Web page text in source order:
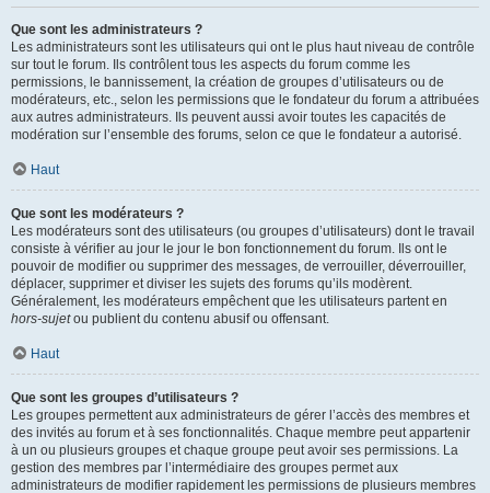
Que sont les administrateurs ?
Les administrateurs sont les utilisateurs qui ont le plus haut niveau de contrôle
sur tout le forum. Ils contrôlent tous les aspects du forum comme les
permissions, le bannissement, la création de groupes d’utilisateurs ou de
modérateurs, etc., selon les permissions que le fondateur du forum a attribuées
aux autres administrateurs. Ils peuvent aussi avoir toutes les capacités de
modération sur l’ensemble des forums, selon ce que le fondateur a autorisé.
Haut
Que sont les modérateurs ?
Les modérateurs sont des utilisateurs (ou groupes d’utilisateurs) dont le travail
consiste à vérifier au jour le jour le bon fonctionnement du forum. Ils ont le
pouvoir de modifier ou supprimer des messages, de verrouiller, déverrouiller,
déplacer, supprimer et diviser les sujets des forums qu’ils modèrent.
Généralement, les modérateurs empêchent que les utilisateurs partent en
hors-sujetou publient du contenu abusif ou offensant.
Haut
Que sont les groupes d’utilisateurs ?
Les groupes permettent aux administrateurs de gérer l’accès des membres et
des invités au forum et à ses fonctionnalités. Chaque membre peut appartenir
à un ou plusieurs groupes et chaque groupe peut avoir ses permissions. La
gestion des membres par l’intermédiaire des groupes permet aux
administrateurs de modifier rapidement les permissions de plusieurs membres